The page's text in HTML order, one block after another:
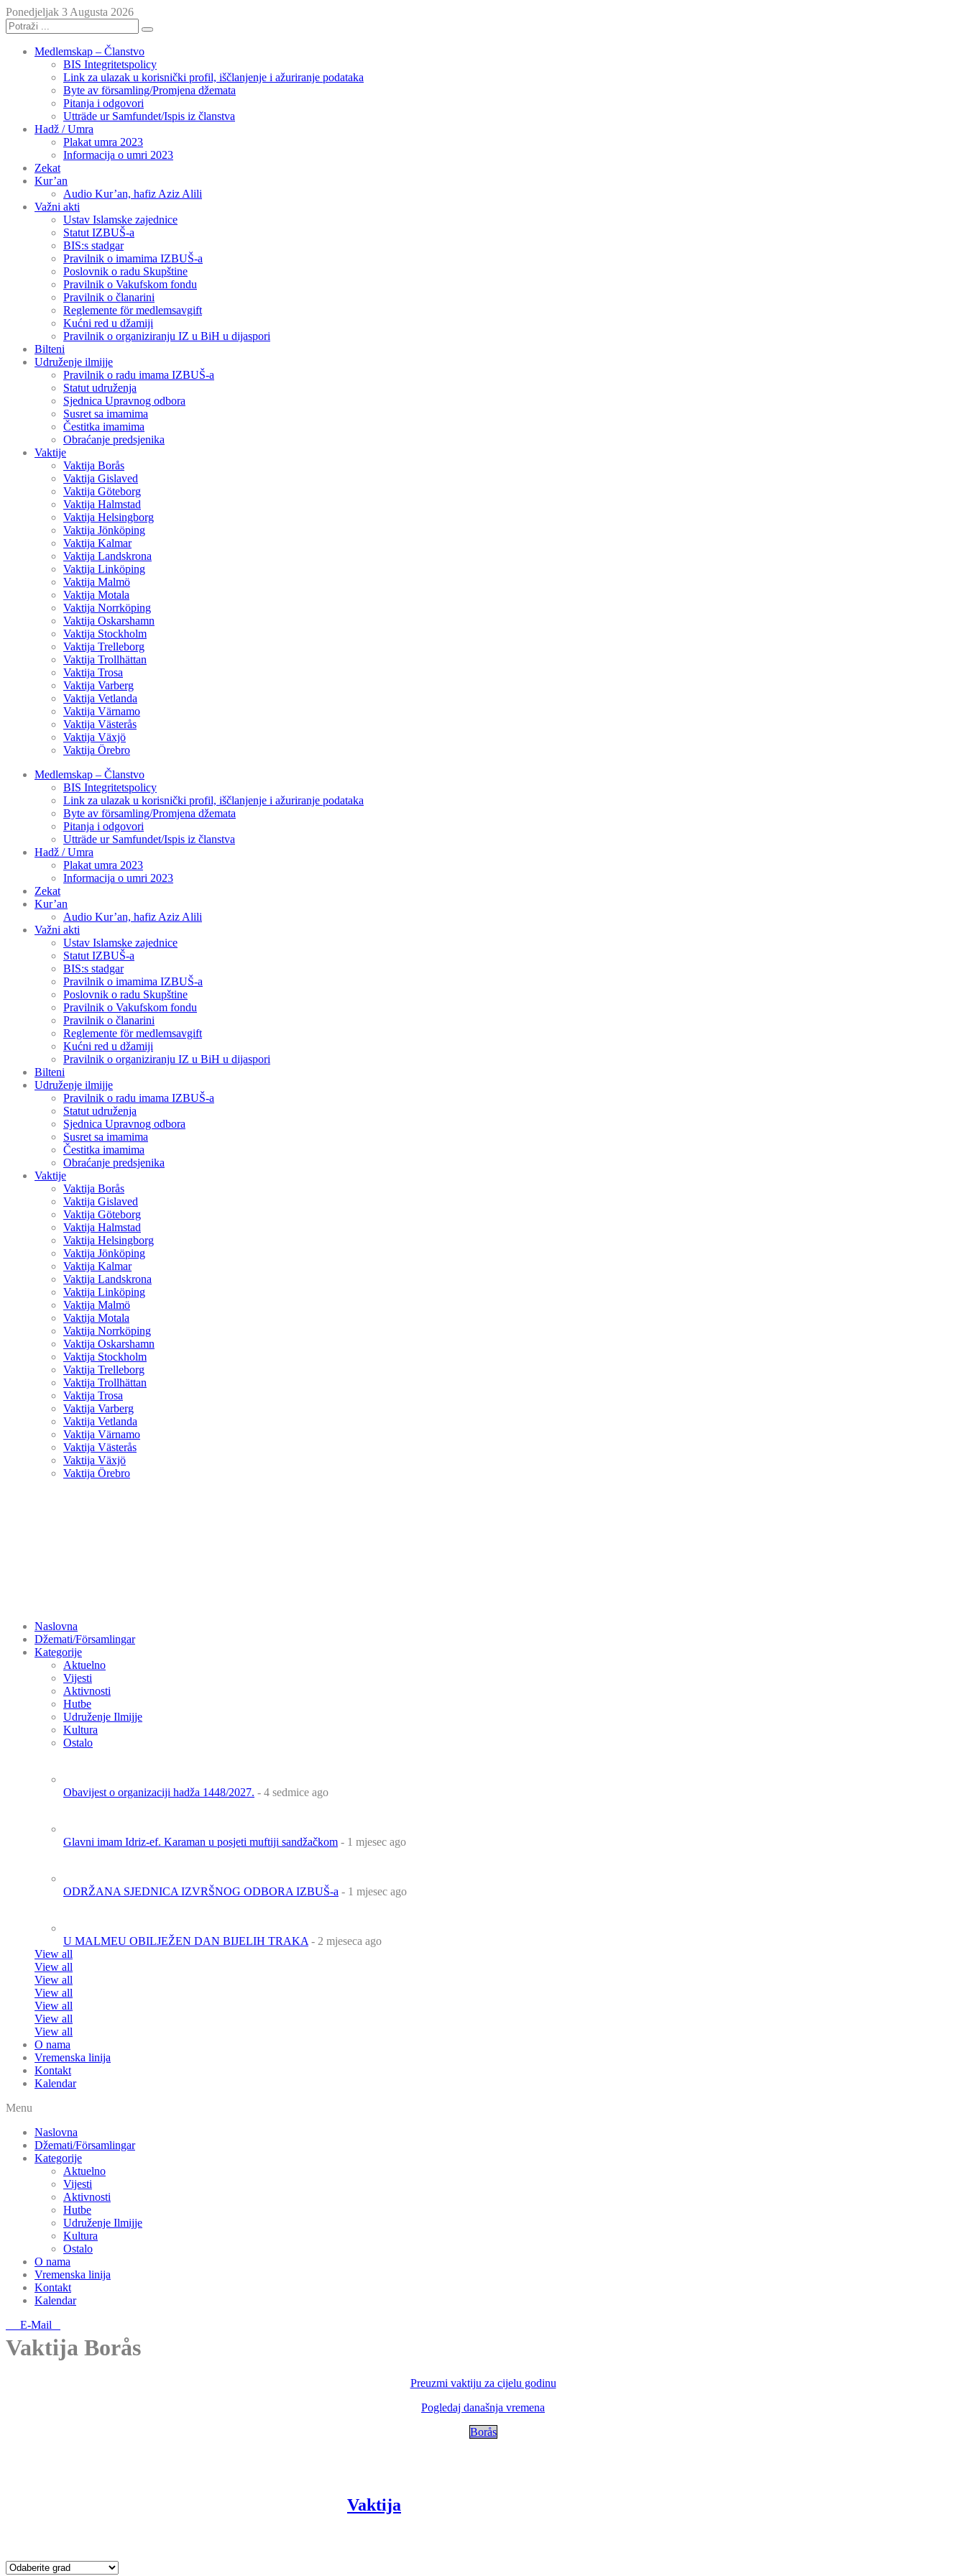
Ponedjeljak 3 Augusta 2026
Medlemskap – Članstvo
BIS Integritetspolicy
Link za ulazak u korisnički profil, iščlanjenje i ažuriranje podataka
Byte av församling/Promjena džemata
Pitanja i odgovori
Utträde ur Samfundet/Ispis iz članstva
Hadž / Umra
Plakat umra 2023
Informacija o umri 2023
Zekat
Kur’an
Audio Kur’an, hafiz Aziz Alili
Važni akti
Ustav Islamske zajednice
Statut IZBUŠ-a
BIS:s stadgar
Pravilnik o imamima IZBUŠ-a
Poslovnik o radu Skupštine
Pravilnik o Vakufskom fondu
Pravilnik o članarini
Reglemente för medlemsavgift
Kućni red u džamiji
Pravilnik o organiziranju IZ u BiH u dijaspori
Bilteni
Udruženje ilmijje
Pravilnik o radu imama IZBUŠ-a
Statut udruženja
Sjednica Upravnog odbora
Susret sa imamima
Čestitka imamima
Obraćanje predsjenika
Vaktije
Vaktija Borås
Vaktija Gislaved
Vaktija Göteborg
Vaktija Halmstad
Vaktija Helsingborg
Vaktija Jönköping
Vaktija Kalmar
Vaktija Landskrona
Vaktija Linköping
Vaktija Malmö
Vaktija Motala
Vaktija Norrköping
Vaktija Oskarshamn
Vaktija Stockholm
Vaktija Trelleborg
Vaktija Trollhättan
Vaktija Trosa
Vaktija Varberg
Vaktija Vetlanda
Vaktija Värnamo
Vaktija Västerås
Vaktija Växjö
Vaktija Örebro
Medlemskap – Članstvo
BIS Integritetspolicy
Link za ulazak u korisnički profil, iščlanjenje i ažuriranje podataka
Byte av församling/Promjena džemata
Pitanja i odgovori
Utträde ur Samfundet/Ispis iz članstva
Hadž / Umra
Plakat umra 2023
Informacija o umri 2023
Zekat
Kur’an
Audio Kur’an, hafiz Aziz Alili
Važni akti
Ustav Islamske zajednice
Statut IZBUŠ-a
BIS:s stadgar
Pravilnik o imamima IZBUŠ-a
Poslovnik o radu Skupštine
Pravilnik o Vakufskom fondu
Pravilnik o članarini
Reglemente för medlemsavgift
Kućni red u džamiji
Pravilnik o organiziranju IZ u BiH u dijaspori
Bilteni
Udruženje ilmijje
Pravilnik o radu imama IZBUŠ-a
Statut udruženja
Sjednica Upravnog odbora
Susret sa imamima
Čestitka imamima
Obraćanje predsjenika
Vaktije
Vaktija Borås
Vaktija Gislaved
Vaktija Göteborg
Vaktija Halmstad
Vaktija Helsingborg
Vaktija Jönköping
Vaktija Kalmar
Vaktija Landskrona
Vaktija Linköping
Vaktija Malmö
Vaktija Motala
Vaktija Norrköping
Vaktija Oskarshamn
Vaktija Stockholm
Vaktija Trelleborg
Vaktija Trollhättan
Vaktija Trosa
Vaktija Varberg
Vaktija Vetlanda
Vaktija Värnamo
Vaktija Västerås
Vaktija Växjö
Vaktija Örebro
Naslovna
Džemati/Församlingar
Kategorije
Aktuelno
Vijesti
Aktivnosti
Hutbe
Udruženje Ilmijje
Kultura
Ostalo
Obavijest o organizaciji hadža 1448/2027. - 4 sedmice ago
Glavni imam Idriz-ef. Karaman u posjeti muftiji sandžačkom - 1 mjesec ago
ODRŽANA SJEDNICA IZVRŠNOG ODBORA IZBUŠ-a - 1 mjesec ago
U MALMEU OBILJEŽEN DAN BIJELIH TRAKA - 2 mjeseca ago
View all
View all
View all
View all
View all
View all
View all
O nama
Vremenska linija
Kontakt
Kalendar
Menu
Naslovna
Džemati/Församlingar
Kategorije
Aktuelno
Vijesti
Aktivnosti
Hutbe
Udruženje Ilmijje
Kultura
Ostalo
O nama
Vremenska linija
Kontakt
Kalendar
E-Mail
Vaktija Borås
Preuzmi vaktiju za cijelu godinu
Pogledaj današnja vremena
Borås
Vaktija